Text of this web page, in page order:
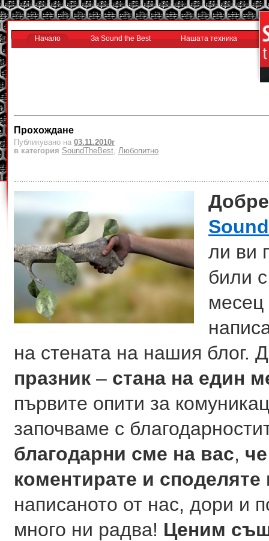
Начало За Sound the Best Нашата техника
Прохождане
Публикувано на 03.11.2010г
в категория SoundTheBest, Любопитно
ли ви
били
месец
на стената на нашия блог.
празник – стана на един
първите опити за
започваме с
благодарни сме на вас,
коментирате и споделяте
написаното от нас, дори и
много ни радва! Ценим